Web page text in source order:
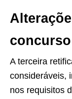
A terceira
consideráveis,
nos requisitos